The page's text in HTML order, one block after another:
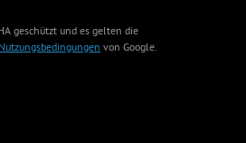
geschützt und es gelten die
Nutzungsbedingungen von Google.